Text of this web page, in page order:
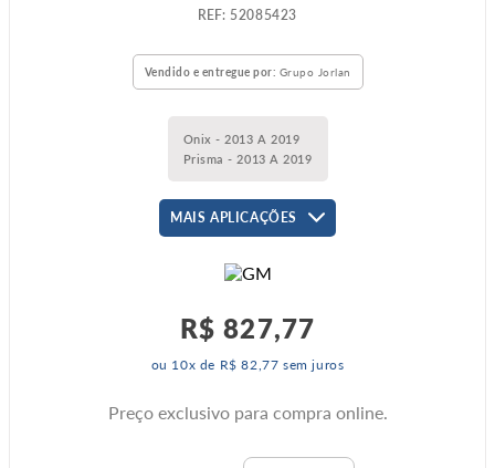
: 52085423
Vendido e entregue por: Grupo Jorlan
Onix - 2013 A 2019
Prisma - 2013 A 2019
MAIS APLICAÇÕES
R$ 827,77
ou 10x de R$ 82 ,77 sem juros
Preço exclusivo para compra online.